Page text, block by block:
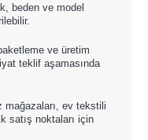
beden ve model
ve üretim
teklif aşamasında
mağazaları, ev tekstili
satış noktaları için